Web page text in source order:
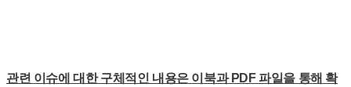
관련 이슈에 대한 구체적인 내용은 이북과 PDF 파일을 통해 확